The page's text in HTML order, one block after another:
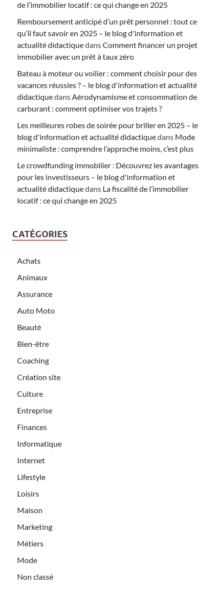
de l’immobilier locatif : ce qui change en 2025
Remboursement anticipé d’un prêt personnel : tout ce
qu’il faut savoir en 2025 – le blog d'information et
actualité didactiquedansComment financer un projet
immobilier avec un prêt à taux zéro
Bateau à moteur ou voilier : comment choisir pour des
vacances réussies ? – le blog d'information et actualité
didactiquedans Aérodynamisme et consommation de
carburant : comment optimiser vos trajets ?
Les meilleures robes de soirée pour briller en 2025 – le
blog d'information et actualité didactiquedans Mode
minimaliste : comprendre l’approche moins, c’est plus
Le crowdfunding immobilier : Découvrez les avantages
pour les investisseurs – le blog d'information et
actualité didactiquedans La fiscalité de l’immobilier
locatif : ce qui change en 2025
CATÉGORIES
Achats
Animaux
Assurance
Auto Moto
Beauté
Bien-être
Coaching
Création site
Culture
Entreprise
Finances
Informatique
Internet
Lifestyle
Loisirs
Maison
Marketing
Métiers
Mode
Non classé